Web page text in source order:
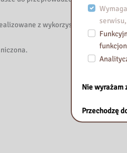
i
m
.
K
o
i
j
z wykorzystaniem
Nie wyrażam
Przechodzę